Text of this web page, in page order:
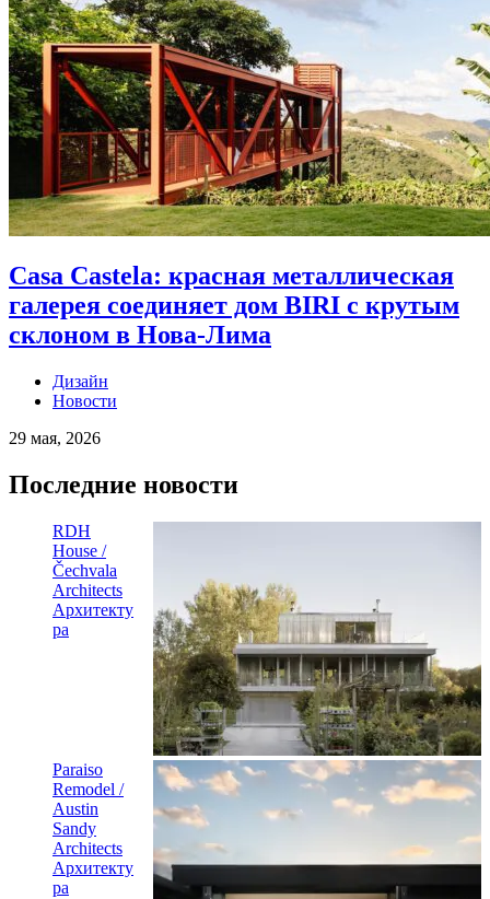
Casa Castela: красная металлическая
галерея соединяет дом BIRI с крутым
склоном в Нова-Лима
Дизайн
Новости
29 мая, 2026
Последние новости
RDH
House /
Čechvala
Architects
Архитекту
ра
Paraiso
Remodel /
Austin
Sandy
Architects
Архитекту
ра